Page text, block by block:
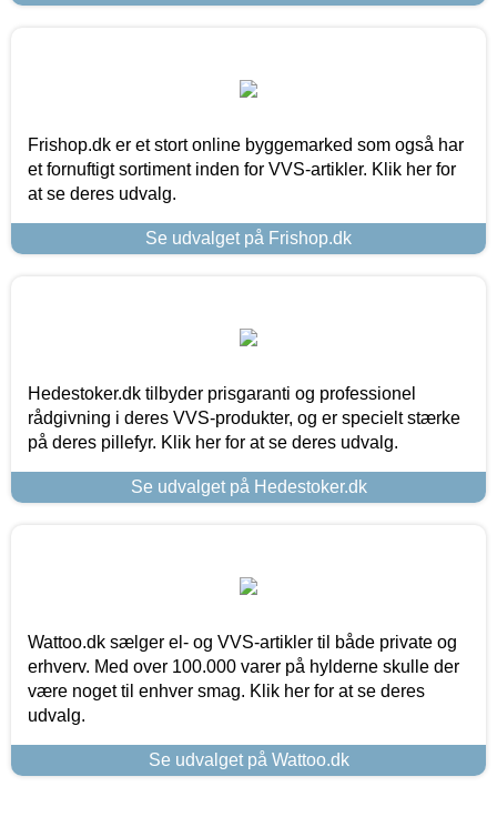
Frishop.dk er et stort online byggemarked som også har
et fornuftigt sortiment inden for VVS-artikler. Klik her for
at se deres udvalg.
Se udvalget på Frishop.dk
Hedestoker.dk tilbyder prisgaranti og professionel
rådgivning i deres VVS-produkter, og er specielt stærke
på deres pillefyr. Klik her for at se deres udvalg.
Se udvalget på Hedestoker.dk
Wattoo.dk sælger el- og VVS-artikler til både private og
erhverv. Med over 100.000 varer på hylderne skulle der
være noget til enhver smag. Klik her for at se deres
udvalg.
Se udvalget på Wattoo.dk